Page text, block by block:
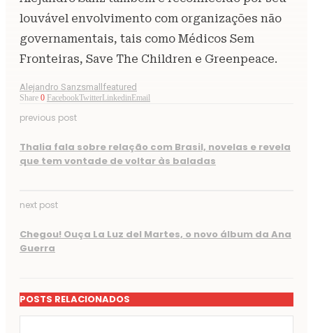
louvável envolvimento com organizações não
governamentais, tais como Médicos Sem
Fronteiras, Save The Children e Greenpeace.
Alejandro Sanzsmallfeatured
Share 0 FacebookTwitter Linkedin Email
previous post
Thalia fala sobre relação com Brasil, novelas e revela
que tem vontade de voltar às baladas
next post
Chegou! Ouça La Luz del Martes, o novo álbum da Ana
Guerra
POSTS RELACIONADOS